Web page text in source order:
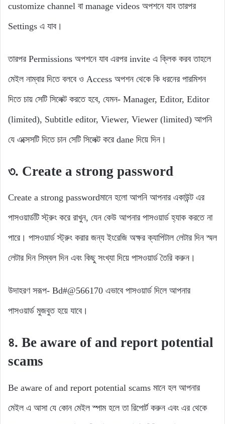
customize channel বা manage videos অপশনে যাব তারপর
Settings এ যাব।
তারপর Permissions অপশনে যাব এরপর invite এ ক্লিক করব তাহলে
মেইল নাম্বার দিতে বলবে ও Access অপশন থেকে কি ধরনের পারমিশন
দিতে চায় সেটি সিলেক্ট করতে হবে, যেমন- Manager, Editor, Editor
(limited), Subtitle editor, Viewer, Viewer (limited) আপনি
যে এক্সেসটি দিতে চান সেটি সিলেক্ট করে dane দিয়ে দিন।
৩. Create a strong password
Create a strong passwordমানে হলো আপনি আপনার একাউন্ট এর
পাসওয়ার্ডটি স্ট্রুং করে রাখুন, যেন কেউ আপনার পাসওয়ার্ড হ্যাক করতে না
পারে। পাসওয়ার্ড স্ট্রুং করার জন্য ইংরেজি অক্ষর ক্যাপিটাল লেটার দিন স্মল
লেটার দিন সিম্বল দিন এবং কিছু সংখ্যা দিয়ে পাসওয়ার্ড তৈরি করুন।
উদাহরণ সরূপ- Bd#@566170 এভাবে পাসওয়ার্ড দিলে আপনার
পাসওয়ার্ড মুজবুত হয়ে যাবে।
৪. Be aware of and report potential
scams
Be aware of and report potential scams মানে হল আপনার
মেইল এ আসা যে কোন মেইল স্পাম হলে তা রিপোর্ট করুন এবং এর থেকে